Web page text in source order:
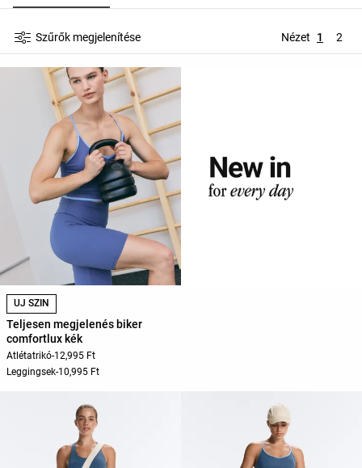
Szűrők megjelenítése Nézet 1 2
ÚJ SZÍN
Teljesen megjelenés biker
comfortlux kék
Atlétatrikó-12,995 Ft
Leggingsek-10,995 Ft